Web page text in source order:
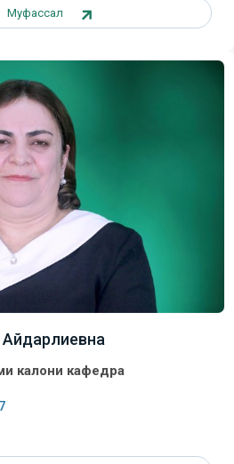
Муфассал
калони кафедра